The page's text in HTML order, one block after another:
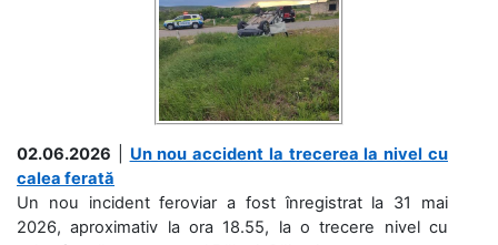
02.06.2026
Un nou accident la trecerea la nivel cu
calea ferată
Un nou incident feroviar a fost înregistrat la 31 mai
2026, aproximativ la ora 18.55, la o trecere nivel cu